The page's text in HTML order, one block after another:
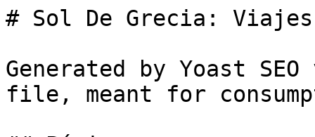
# Sol De Grecia:
Generated by Yoast
file, meant for